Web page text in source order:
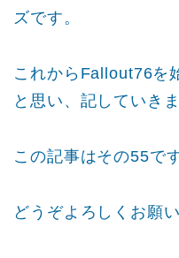
ズです。
これからFallout76を
と思い、記していきま
この記事はその55です
どうぞよろしくお願